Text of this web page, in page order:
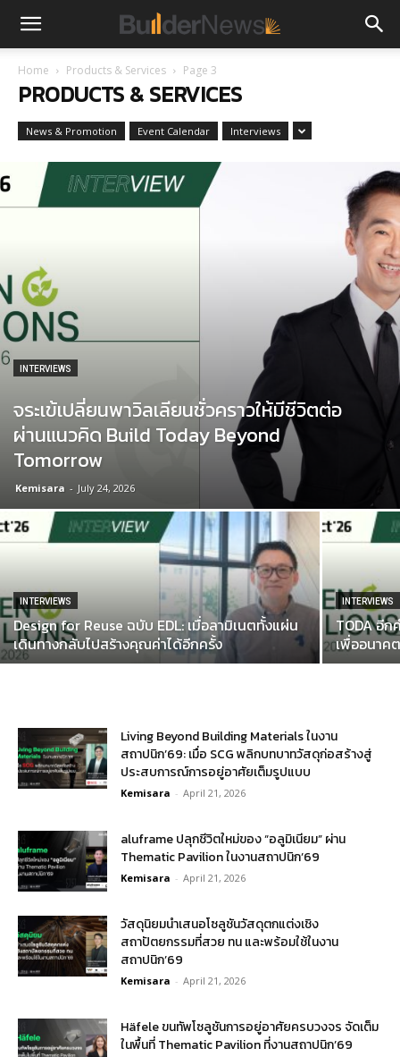
Home Products & Services Page 3
PRODUCTS & SERVICES
News & Promotion Event Calendar Interviews
INTERVIEWS
จระเข้เปลี่ยนพาวิลเลียนชั่วคราวให้มีชีวิตต่อ
ผ่านแนวคิด Build Today Beyond
Tomorrow
Kemisara - July 24, 2026
INTERVIEWS
Design for Reuse ฉบับ EDL: เมื่อลามิเนตทั้งแผ่น
เดินทางกลับไปสร้างคุณค่าได้อีกครั้ง
INTERVIEWS
TODA อี
เพื่ออนาค
Living Beyond Building Materials ในงาน
สถาปนิก’69: เมื่อ SCG พลิกบทบาทวัสดุก่อสร้างสู่
ประสบการณ์การอยู่อาศัยเต็มรูปแบบ
Kemisara - April 21, 2026
aluframe ปลุกชีวิตใหม่ของ “อลูมิเนียม” ผ่าน
Thematic Pavilion ในงานสถาปนิก’69
Kemisara - April 21, 2026
วัสดุนิยมนำเสนอโซลูชันวัสดุตกแต่งเชิง
สถาปัตยกรรมที่สวย ทน และพร้อมใช้ในงาน
สถาปนิก’69
Kemisara - April 21, 2026
Häfele ขนทัพโซลูชันการอยู่อาศัยครบวงจร จัดเต็ม
ในพื้นที่ Thematic Pavilion ที่งานสถาปนิก’69